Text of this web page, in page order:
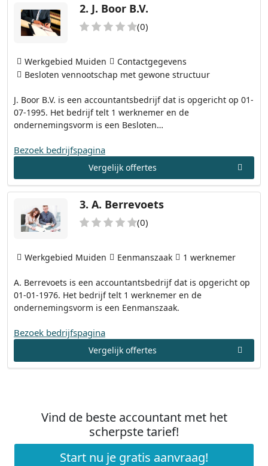
2. J. Boor B.V.
(0)
J. Boor B.V. is een accountantsbedrijf dat is opgericht op 01-
07-1995. Het bedrijf telt 1 werknemer en de
ondernemingsvorm is een Besloten…
Werkgebied Muiden
Contactgegevens
Besloten vennootschap met gewone structuur
Bezoek bedrijfspagina
Vergelijk offertes
3. A. Berrevoets
(0)
A. Berrevoets is een accountantsbedrijf dat is opgericht op
01-01-1976. Het bedrijf telt 1 werknemer en de
ondernemingsvorm is een Eenmanszaak.
Werkgebied Muiden Eenmanszaak 1 werknemer
Bezoek bedrijfspagina
Vergelijk offertes
Vind de beste accountant met het
scherpste tarief!
Start nu je gratis aanvraag!